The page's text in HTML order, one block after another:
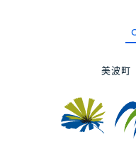
美波町